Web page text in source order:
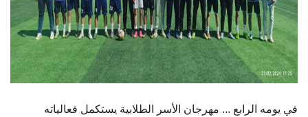
الخريجين
الموظفون
الزائـرون
في يومه الرابع ... مهرجان الأسر الطلابية يستكمل فعالياته